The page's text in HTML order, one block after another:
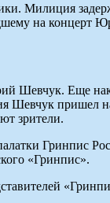
Милиция
на концерт
Шевчук. Еще
Шевчук пришел
зрители.
Гринпис
«Гринпис».